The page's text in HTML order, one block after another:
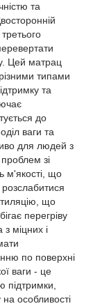
та
Цей матрац
типами
та
до
ваги та
для людей з
зі
м'якості, що
що
перегріву
міцних і
по поверхні
ваги - це
підтримки,
особливості